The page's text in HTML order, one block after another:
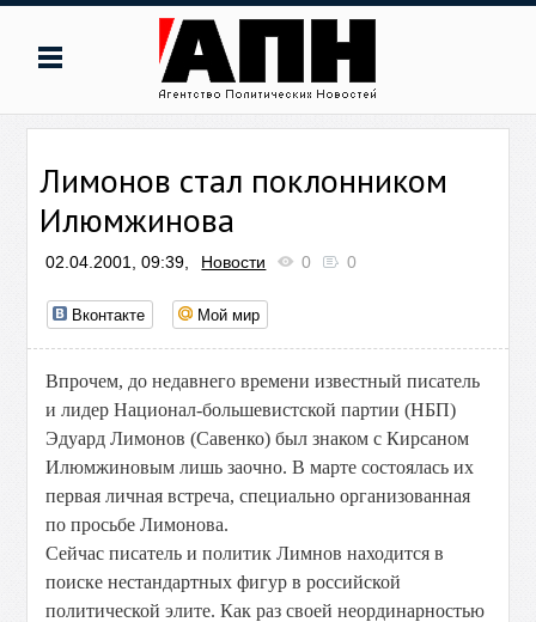
Лимонов стал поклонником
Илюмжинова
02.04.2001, 09:39, Новости 0 0
Вконтакте Мой мир
Впрочем, до недавнего времени известный писатель
и лидер Национал-большевистской партии (НБП)
Эдуард Лимонов (Савенко) был знаком с Кирсаном
Илюмжиновым лишь заочно. В марте состоялась их
первая личная встреча, специально организованная
по просьбе Лимонова.
Сейчас писатель и политик Лимнов находится в
поиске нестандартных фигур в российской
политической элите. Как раз своей неординарностью